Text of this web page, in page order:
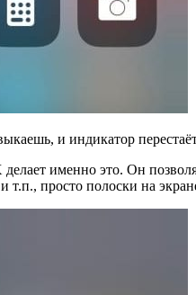
и индикатор
именно это. Он
просто полоски на